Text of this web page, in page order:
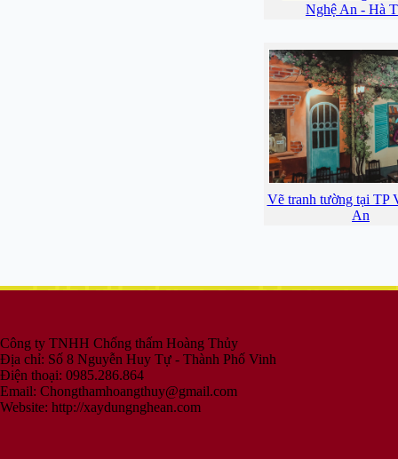
Nghệ An - Hà
Vẽ tranh tường tại TP
An
Công ty TNHH Chống thấm Hoàng Thủy
Địa chỉ: Số 8 Nguyễn Huy Tự - Thành Phố Vinh
Điện thoại: 0985.286.864
Email: Chongthamhoangthuy@gmail.com
Website: http://xaydungnghean.com